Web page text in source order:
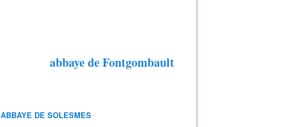
abbaye de Fontgombault
ABBAYE DE SOLESMES